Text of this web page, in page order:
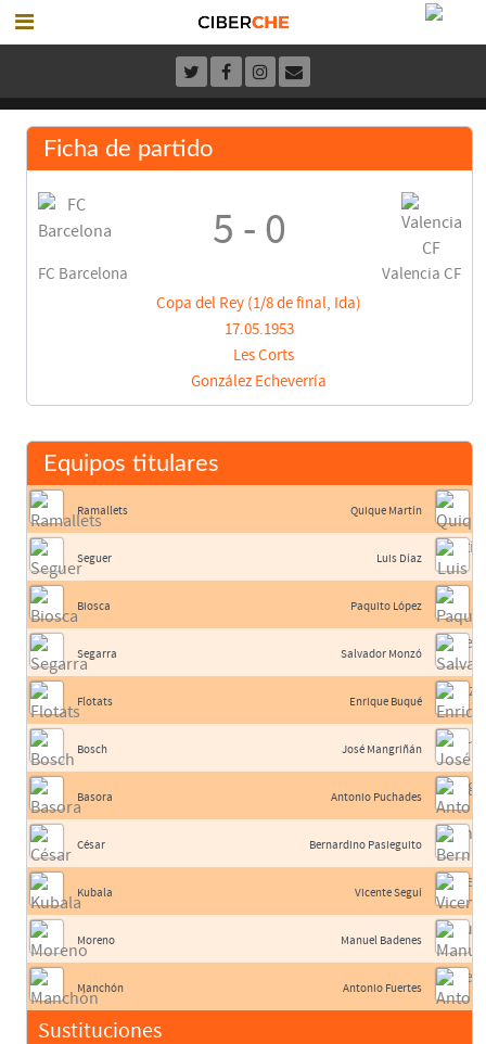
Ficha de partido
FC Barcelona
5 - 0
Valencia CF
Copa del Rey (1/8 de final, Ida)
17.05.1953
Les Corts
González Echeverría
Equipos titulares
Ramallets
Seguer
Biosca
Segarra
Flotats
Bosch
Basora
César
Kubala
Moreno
Manchón
Sustituciones
Quique Martín
Luis Díaz
Paquito López
Salvador Monzó
Enrique Buqué
José Mangriñán
Antonio Puchades
Bernardino Pasieguito
Vicente Seguí
Manuel Badenes
Antonio Fuertes